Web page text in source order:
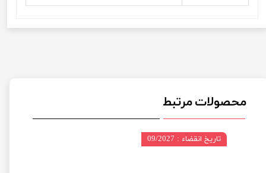
محصولات مرتبط
تاریخ انقضاء : 09/2027